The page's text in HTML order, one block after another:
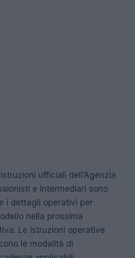
ufficiali dell’Agenzia
e intermediari sono
i dettagli operativi per
nella prossima
Le istruzioni operative
le modalità di